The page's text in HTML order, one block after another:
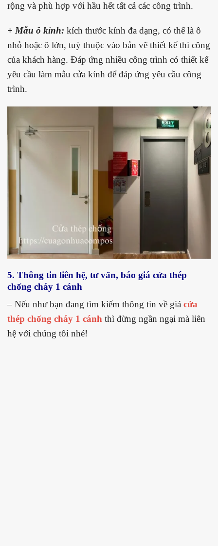
rộng và phù hợp với hầu hết tất cả các công trình.
+ Mẫu ô kính: kích thước kính đa dạng, có thể là ô
nhỏ hoặc ô lớn, tuỳ thuộc vào bản vẽ thiết kế thi công
của khách hàng. Đáp ứng nhiều công trình có thiết kế
yêu cầu làm mẫu cửa kính để đáp ứng yêu cầu công
trình.
5. Thông tin liên hệ, tư vấn, báo giá cửa thép
chống cháy 1 cánh
– Nếu như bạn đang tìm kiếm thông tin về giá cửa
thép chống cháy 1 cánh thì đừng ngần ngại mà liên
hệ với chúng tôi nhé!